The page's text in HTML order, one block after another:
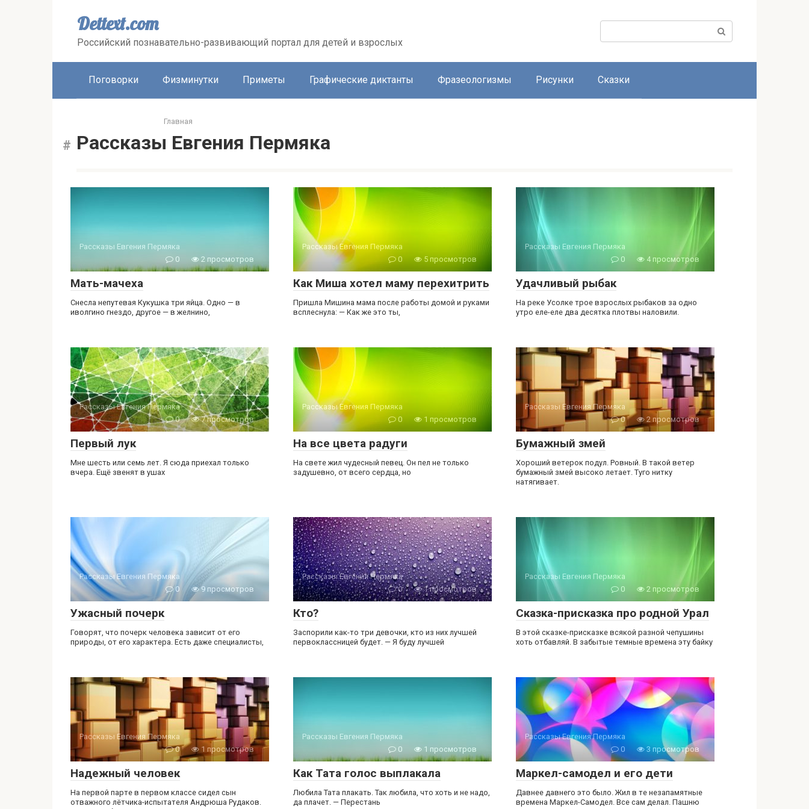
Dettext.com
Российский познавательно-развивающий портал для детей и взрослых
Поиск:
Поговорки Физминутки Приметы Графические диктанты Фразеологизмы Рисунки Сказки
Главная
Рассказы Евгения Пермяка
Рассказы Евгения Пермяка
0
2 просмотров
Мать-мачеха
Снесла непутевая Кукушка три яйца. Одно — в
иволгино гнездо, другое — в желнино,
Рассказы Евгения Пермяка
0
5 просмотров
Как Миша хотел маму перехитрить
Пришла Мишина мама после работы домой и руками
всплеснула: — Как же это ты,
Рассказы Евгения Пермяка
0
4 просмотров
Удачливый рыбак
На реке Усолке трое взрослых рыбаков за одно
утро еле-еле два десятка плотвы наловили.
Рассказы Евгения Пермяка
0
7 просмотров
Первый лук
Мне шесть или семь лет. Я сюда приехал только
вчера. Ещё звенят в ушах
Рассказы Евгения Пермяка
0
1 просмотров
На все цвета радуги
На свете жил чудесный певец. Он пел не только
задушевно, от всего сердца, но
Рассказы Евгения Пермяка
0
2 просмотров
Бумажный змей
Хороший ветерок подул. Ровный. В такой ветер
бумажный змей высоко летает. Туго нитку
натягивает.
Рассказы Евгения Пермяка
0
9 просмотров
Ужасный почерк
Говорят, что почерк человека зависит от его
природы, от его характера. Есть даже специалисты,
Рассказы Евгения Пермяка
0
1 просмотров
Кто?
Заспорили как-то три девочки, кто из них лучшей
первоклассницей будет. — Я буду лучшей
Рассказы Евгения Пермяка
0
2 просмотров
Сказка-присказка про родной Урал
В этой сказке-присказке всякой разной чепушины
хоть отбавляй. В забытые темные времена эту байку
Рассказы Евгения Пермяка
0
1 просмотров
Надежный человек
На первой парте в первом классе сидел сын
отважного лётчика-испытателя Андрюша Рудаков.
Рассказы Евгения Пермяка
0
1 просмотров
Как Тата голос выплакала
Любила Тата плакать. Так любила, что хоть и не надо,
да плачет. — Перестань
Рассказы Евгения Пермяка
0
3 просмотров
Маркел-самодел и его дети
Давнее давнего это было. Жил в те незапамятные
времена Маркел-Самодел. Все сам делал. Пашню